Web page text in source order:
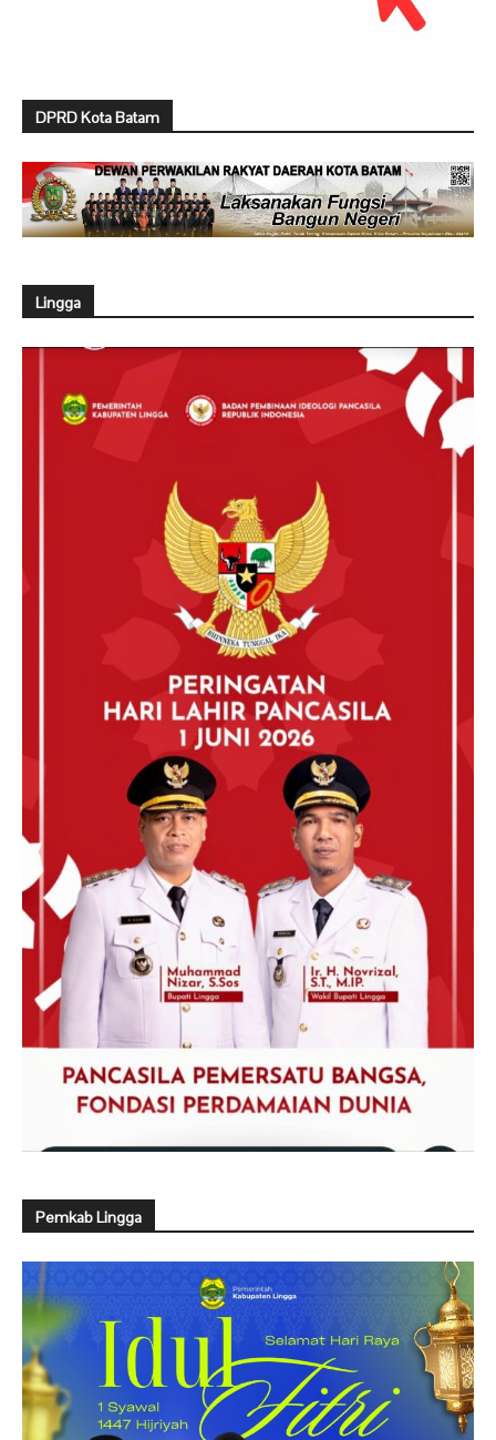
DPRD Kota Batam
Lingga
Pemkab Lingga